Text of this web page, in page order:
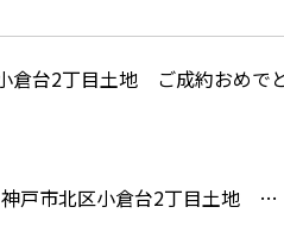
神戸市北区小倉台2丁目土地 …